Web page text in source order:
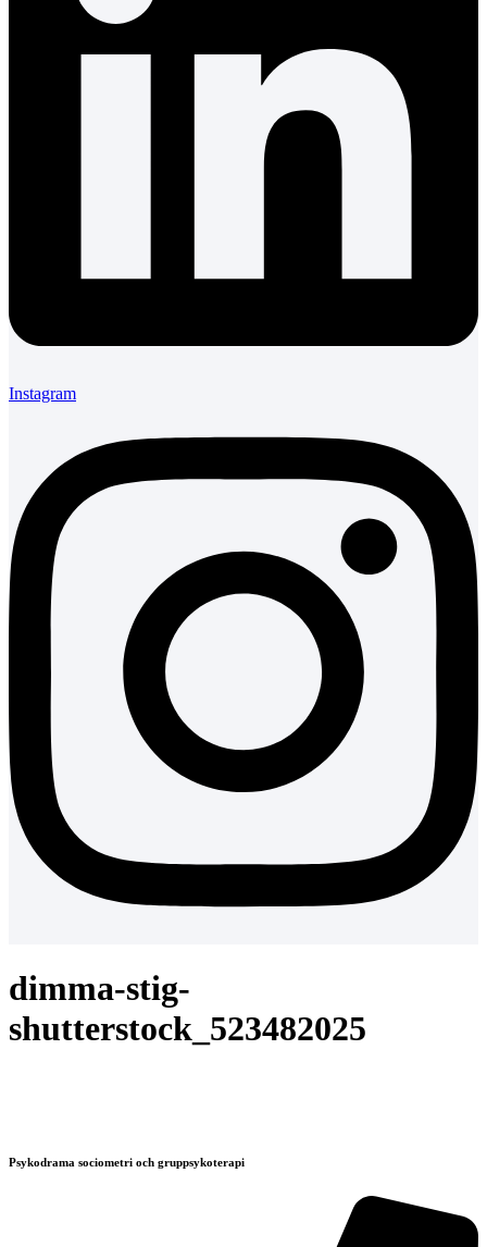
Instagram
dimma-stig-
shutterstock_523482025
Psykodrama sociometri och gruppsykoterapi